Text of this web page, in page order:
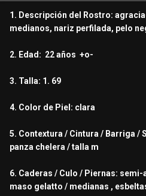
1. Descripción del Rostro:
medianos, nariz perfilada, pelo
2. Edad: 22 años +o-
3. Talla: 1. 69
4. Color de Piel: clara
5. Contextura / Cintura / Barriga /
panza chelera / talla m
6. Caderas / Culo / Piernas:
maso gelatto / medianas ,